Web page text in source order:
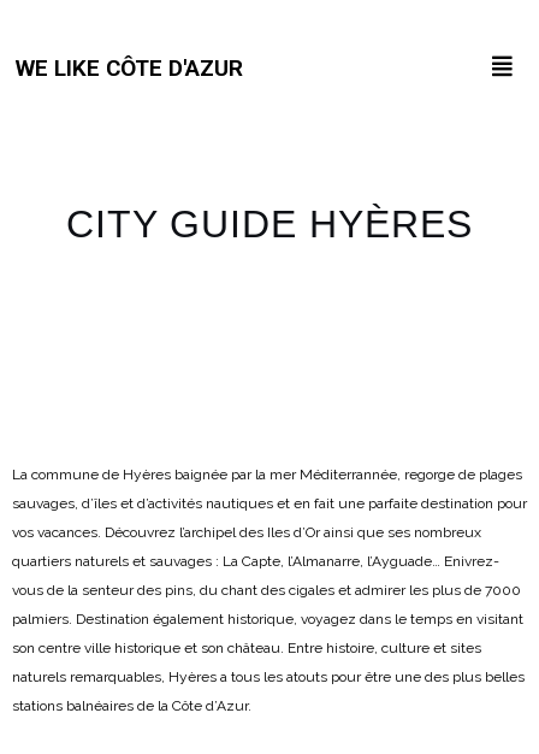
WE LIKE CÔTE D'AZUR
CITY GUIDE HYÈRES
La commune de Hyères baignée par la mer Méditerrannée, regorge de plages
sauvages, d’îles et d’activités nautiques et en fait une parfaite destination pour
vos vacances. Découvrez l’archipel des Iles d’Or ainsi que ses nombreux
quartiers naturels et sauvages : La Capte, l’Almanarre, l’Ayguade… Enivrez-
vous de la senteur des pins, du chant des cigales et admirer les plus de 7000
palmiers. Destination également historique, voyagez dans le temps en visitant
son centre ville historique et son château. Entre histoire, culture et sites
naturels remarquables, Hyères a tous les atouts pour être une des plus belles
stations balnéaires de la Côte d’Azur.